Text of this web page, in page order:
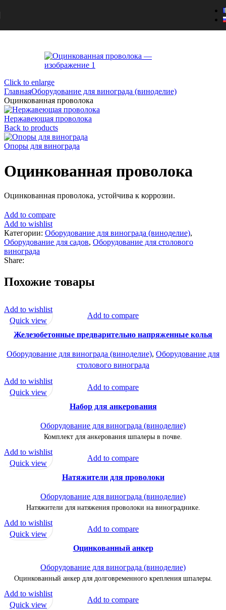
Click to enlarge
ГлавнаяОборудование для винограда (виноделие)
Оцинкованная проволока
Нержавеющая проволока
Back to products
Опоры для винограда
Оцинкованная проволока
Оцинкованная проволока, устойчива к коррозии.
Add to compare
Add to wishlist
Категории: Оборудование для винограда (виноделие),
Оборудование для садов, Оборудование для столового
винограда
Share:
Похожие товары
Add to compare
Железобетонные предварительно напряженные колья
Оборудование для винограда (виноделие), Оборудование для
столового винограда
Add to wishlist
Quick view
Add to compare
Набор для анкерования
Оборудование для винограда (виноделие)
Комплект для анкерования шпалеры в почве.
Add to wishlist
Quick view
Add to compare
Натяжители для проволоки
Оборудование для винограда (виноделие)
Натяжители для натяжения проволоки на винограднике.
Add to wishlist
Quick view
Add to compare
Оцинкованный анкер
Оборудование для винограда (виноделие)
Оцинкованный анкер для долговременного крепления шпалеры.
Add to wishlist
Quick view
Add to compare
Add to wishlist
Quick view